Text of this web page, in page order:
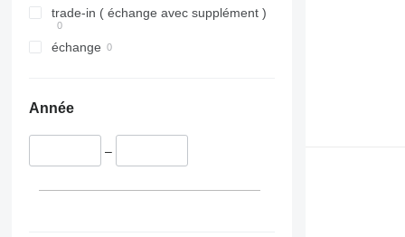
trade-in ( échange avec supplément )
échange
Année
–